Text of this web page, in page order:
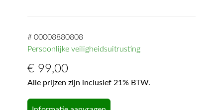
# 00008880808
Persoonlijke veiligheidsuitrusting
€ 99,00
Alle prijzen zijn inclusief 21% BTW.